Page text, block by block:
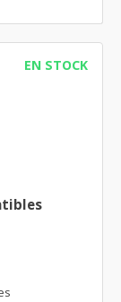
EN STOCK